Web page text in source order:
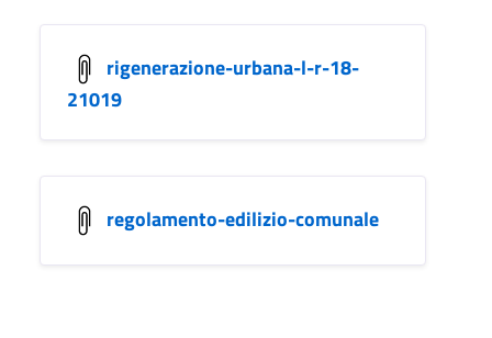
rigenerazione-urbana-l-r-18-
21019
regolamento-edilizio-comunale